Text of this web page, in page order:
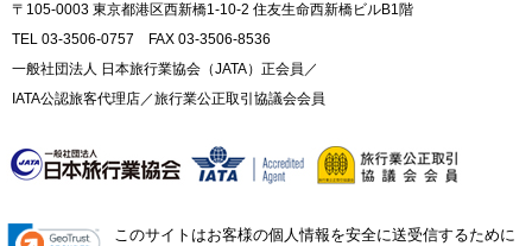
〒105-0003 東京都港区西新橋1-10-2 住友生命西新橋ビルB1階
TEL 03-3506-0757 FAX 03-3506-8536
一般社団法人 日本旅行業協会（JATA）正会員／
IATA公認旅客代理店／旅行業公正取引協議会会員
このサイトはお客様の個人情報を安全に送受信するために